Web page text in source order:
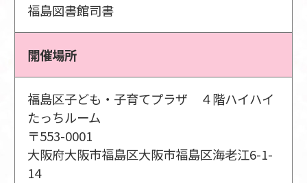
福島図書館司書
開催場所
福島区子ども・子育てプラザ ４階ハイハイ
たっちルーム
〒553-0001
大阪府大阪市福島区大阪市福島区海老江6-1-
14